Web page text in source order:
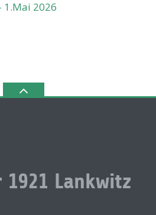
1.Mai 2026
1921 Lankwitz